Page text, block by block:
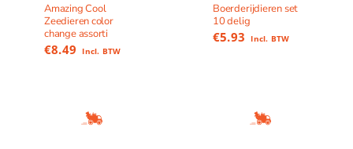
Amazing Cool
Zeedieren color
change assorti
€8.49 Incl. BTW
Boerderijdieren set
10 delig
€5.93 Incl. BTW